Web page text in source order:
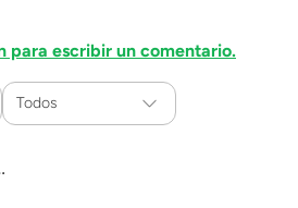
para escribir un comentario.
Todos